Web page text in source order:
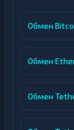
Обмен
Обмен
Обмен